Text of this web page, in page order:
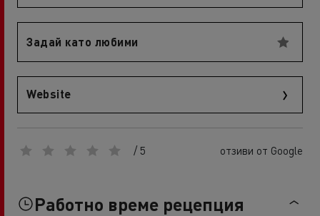
Задай като любими
Website
/ 5 отзиви от Google
Работно време рецепция